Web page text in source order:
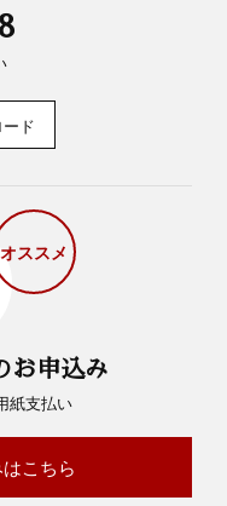
ド
オススメ
お申込み
紙支払い
こちら